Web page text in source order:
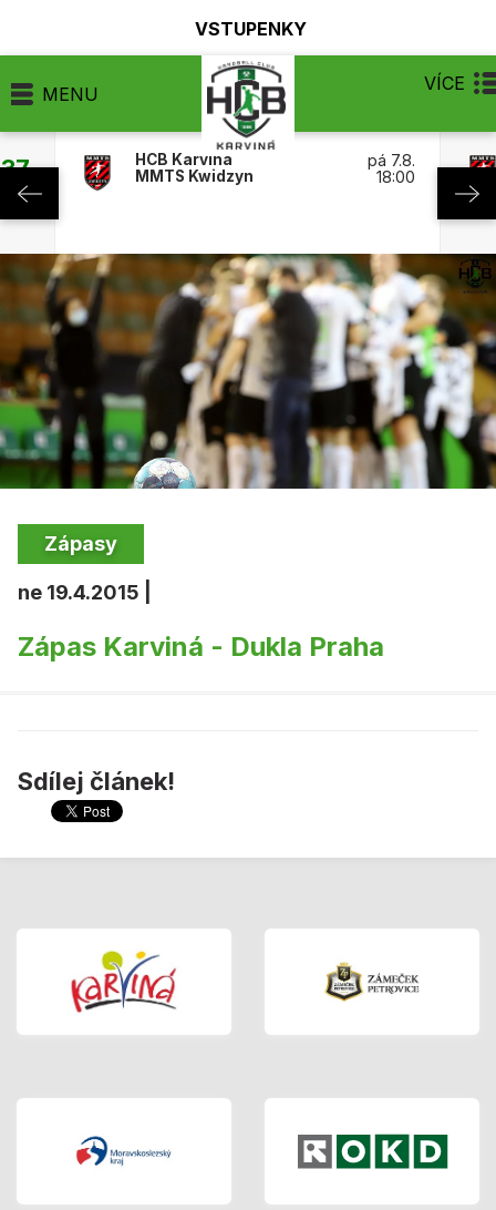
VSTUPENKY
MENU VÍCE
HCB Karviná
MMTS Kwidzyn
pá 7.8.
18:00
Zápasy
ne 19.4.2015 |
Zápas Karviná - Dukla Praha
Sdílej článek!